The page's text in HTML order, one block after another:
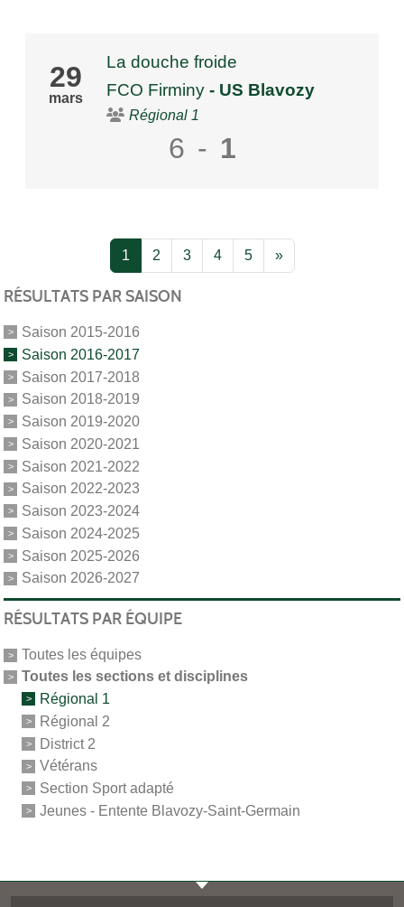
29
mars
La douche froide
FCO Firminy - US Blavozy
Régional 1
6 - 1
1 2 3 4 5 »
RÉSULTATS PAR SAISON
Saison 2015-2016
Saison 2016-2017
Saison 2017-2018
Saison 2018-2019
Saison 2019-2020
Saison 2020-2021
Saison 2021-2022
Saison 2022-2023
Saison 2023-2024
Saison 2024-2025
Saison 2025-2026
Saison 2026-2027
RÉSULTATS PAR ÉQUIPE
Toutes les équipes
Toutes les sections et disciplines
Régional 1
Régional 2
District 2
Vétérans
Section Sport adapté
Jeunes - Entente Blavozy-Saint-Germain